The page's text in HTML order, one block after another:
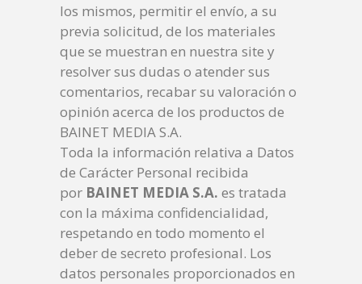
los mismos, permitir el envío, a su
previa solicitud, de los materiales
que se muestran en nuestra site y
resolver sus dudas o atender sus
comentarios, recabar su valoración o
opinión acerca de los productos de
BAINET MEDIA S.A.
Toda la información relativa a Datos
de Carácter Personal recibida
por BAINET MEDIA S.A. es tratada
con la máxima confidencialidad,
respetando en todo momento el
deber de secreto profesional. Los
datos personales proporcionados en